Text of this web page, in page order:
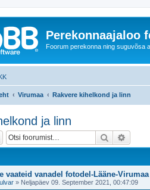
Perekonnaajaloo
Foorum perekonna ning suguvõsa
Virumaa Rakvere kihelkond ja linn
ja linn
Otsi
vaateid vanadel fotodel-Lääne-
ulvar » Neljapäev 09. September 2021, 00:47:09